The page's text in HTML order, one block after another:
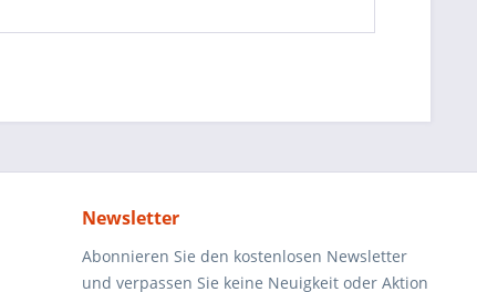
Newsletter
Abonnieren Sie den kostenlosen Newsletter
und verpassen Sie keine Neuigkeit oder Aktion